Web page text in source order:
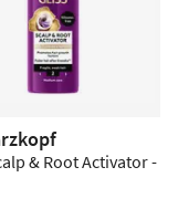
& Root Activator -